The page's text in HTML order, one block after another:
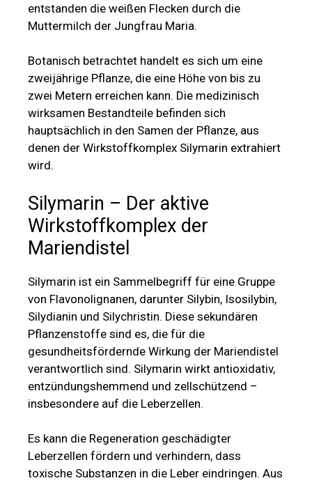
entstanden die weißen Flecken durch die
Muttermilch der Jungfrau Maria.
Botanisch betrachtet handelt es sich um eine
zweijährige Pflanze, die eine Höhe von bis zu
zwei Metern erreichen kann. Die medizinisch
wirksamen Bestandteile befinden sich
hauptsächlich in den Samen der Pflanze, aus
denen der Wirkstoffkomplex Silymarin extrahiert
wird.
Silymarin – Der aktive
Wirkstoffkomplex der
Mariendistel
Silymarin ist ein Sammelbegriff für eine Gruppe
von Flavonolignanen, darunter Silybin, Isosilybin,
Silydianin und Silychristin. Diese sekundären
Pflanzenstoffe sind es, die für die
gesundheitsfördernde Wirkung der Mariendistel
verantwortlich sind. Silymarin wirkt antioxidativ,
entzündungshemmend und zellschützend –
insbesondere auf die Leberzellen.
Es kann die Regeneration geschädigter
Leberzellen fördern und verhindern, dass
toxische Substanzen in die Leber eindringen. Aus